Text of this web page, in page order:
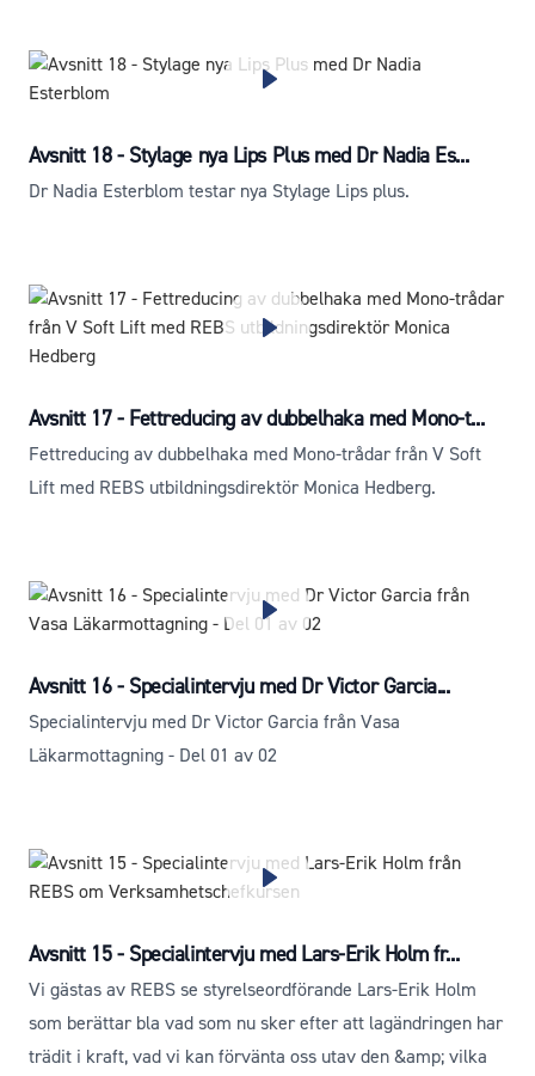
Avsnitt 18 - Stylage nya Lips Plus med Dr Nadia Es...
Dr Nadia Esterblom testar nya Stylage Lips plus.
Avsnitt 17 - Fettreducing av dubbelhaka med Mono-t...
Fettreducing av dubbelhaka med Mono-trådar från V Soft
Lift med REBS utbildningsdirektör Monica Hedberg.
Avsnitt 16 - Specialintervju med Dr Victor Garcia...
Specialintervju med Dr Victor Garcia från Vasa
Läkarmottagning - Del 01 av 02
Avsnitt 15 - Specialintervju med Lars-Erik Holm fr...
Vi gästas av REBS se styrelseordförande Lars-Erik Holm
som berättar bla vad som nu sker efter att lagändringen har
trädit i kraft, vad vi kan förvänta oss utav den &amp; vilka